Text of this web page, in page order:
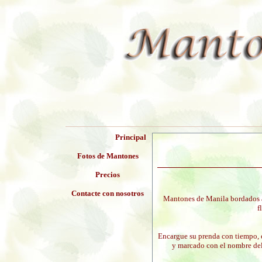
Principal
Fotos de Mantones
Precios
Contacte con nosotros
Mantones de Manila bordados
Encargue su prenda con
y marcado con el nombre